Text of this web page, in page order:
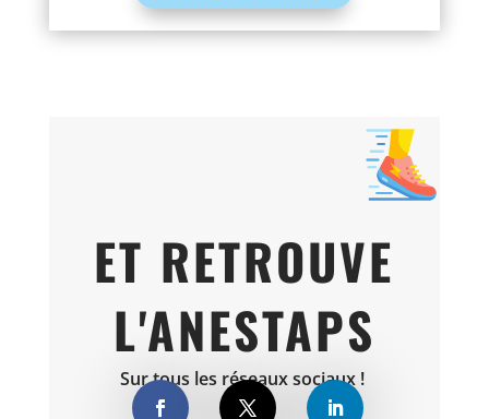
ET RETROUVE
L'ANESTAPS
Sur tous les réseaux sociaux !